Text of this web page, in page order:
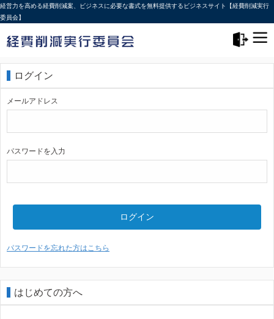
経営力を高める経費削減案、ビジネスに必要な書式を無料提供するビジネスサイト【経費削減実行
委員会】
ログイン
メールアドレス
パスワードを入力
ログイン
パスワードを忘れた方はこちら
はじめての方へ